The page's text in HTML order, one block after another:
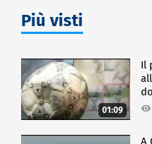
Più visti
01:09
Il
A